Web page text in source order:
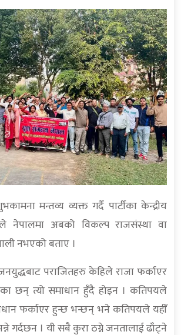
मन्तव्य व्यक्त गर्दै पार्टीका केन्द्रीय
नेपालमा अबको विकल्प राजसंस्था वा
नभएको बताए ।
पराजितहरु केहिले राजा फर्काएर
छन् त्यो समाधान हुँदै होइन । कतिपयले
फर्काएर हुन्छ भन्छन् भने कतिपयले यहीँ
गर्दछन । यी सबै कुरा ठग्ने जनतालाई ढाँट्ने